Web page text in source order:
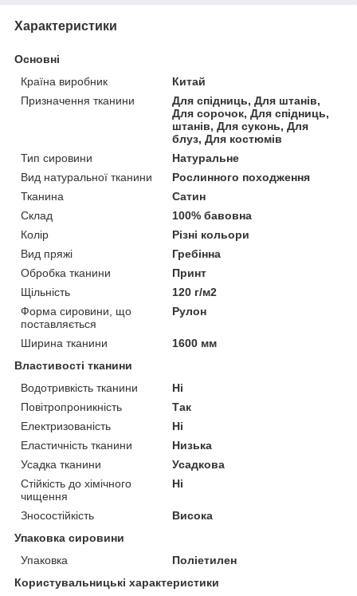
Характеристики
Основні
Країна виробник
Китай
Призначення тканини
Для спідниць, Для штанів,
Для сорочок, Для спідниць,
штанів, Для суконь, Для
блуз, Для костюмів
Тип сировини
Натуральне
Вид натуральної тканини
Рослинного походження
Тканина
Сатин
Склад
100% бавовна
Колір
Різні кольори
Вид пряжі
Гребінна
Обробка тканини
Принт
Щільність
120 г/м2
Форма сировини, що
поставляється
Рулон
Ширина тканини
1600 мм
Властивості тканини
Водотривкість тканини
Ні
Повітропроникність
Так
Електризованість
Ні
Еластичність тканини
Низька
Усадка тканини
Усадкова
Стійкість до хімічного
чищення
Ні
Зносостійкість
Висока
Упаковка сировини
Упаковка
Поліетилен
Користувальницькі характеристики